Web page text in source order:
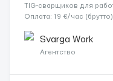
TIG-сварщиков для
Оплата: 19 €/час
переработки. Дата
Svarga Work
Агентство